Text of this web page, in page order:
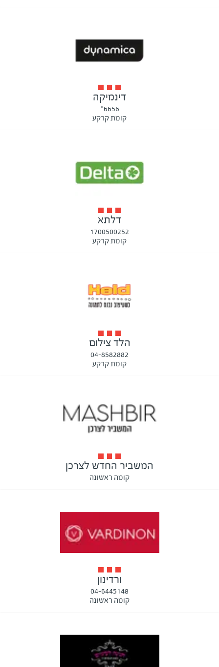
דינמיקה
6656*
קומת קרקע
דלתא
1700500252
קומת קרקע
הלד צילום
04-8582882
קומת קרקע
המשביר החדש לצרכן
קומה ראשונה
ורדינון
04-6445148
קומה ראשונה